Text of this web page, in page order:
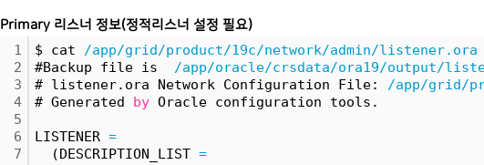
Primary 리스너 정보(정적리스너 설정 필요)
1
2
3
4
5
6
7
$ cat /app/grid/product/19c/network/admin/listener.ora
#Backup file is /app/oracle/crsdata/ora19/output/
# listener.ora Network Configuration File: /app/grid/
# Generated by Oracle configuration tools.
LISTENER =
(DESCRIPTION_LIST =